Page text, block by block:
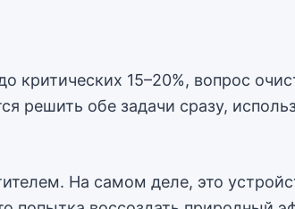
критических 15–20%, вопрос
решить обе задачи сразу,
На самом деле, это